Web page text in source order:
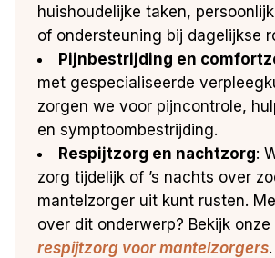
huishoudelijke taken,
of ondersteuning bij dagelijkse
Pijnbestrijding en
met gespecialiseerde
zorgen we voor pijncontrole,
en symptoombestrijding.
Respijtzorg en nachtzorg:
zorg tijdelijk of ’s nachts over
mantelzorger uit kunt rusten.
over dit onderwerp? Bekijk
respijtzorg voor mantelzorgers.